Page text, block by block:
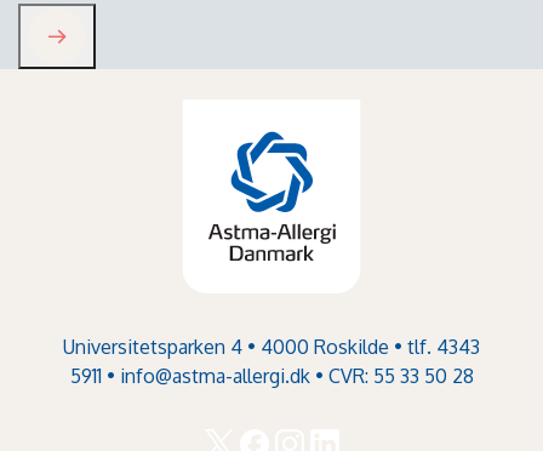
Universitetsparken 4 • 4000 Roskilde • tlf. 4343
5911 • info@astma-allergi.dk• CVR: 55 33 50 28